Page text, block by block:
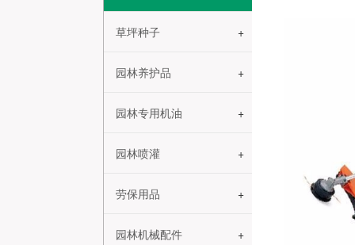
草坪种子
园林养护品
园林专用机油
园林喷灌
劳保用品
园林机械配件